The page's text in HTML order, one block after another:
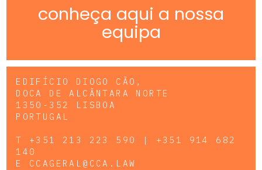
conheça aqui a nossa
equipa
EDIFÍCIO DIOGO CÃO,
DOCA DE ALCÂNTARA NORTE
1350-352 LISBOA
PORTUGAL
T +351 213 223 590 | +351 914 682
140
E CCAGERAL@CCA.LAW